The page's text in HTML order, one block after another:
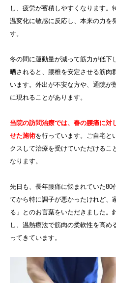
し、疲労が蓄積しやすくなります。
温変化に敏感に反応し、本来の力を
す。
冬の間に運動量が減って筋力が低下
晒されると、腰椎を安定させる筋肉
います。外出が不安な方や、通院が
に現れることがあります。
当院の訪問治療では、春の腰痛に対
せた施術を行っています。ご自宅と
クスして治療を受けていただけるこ
なります。
先日も、長年腰痛に悩まれていた80
てから特に調子が悪かったけれど、
る」とのお言葉をいただきました。
し、温熱療法で筋肉の柔軟性を高め
ってきています。